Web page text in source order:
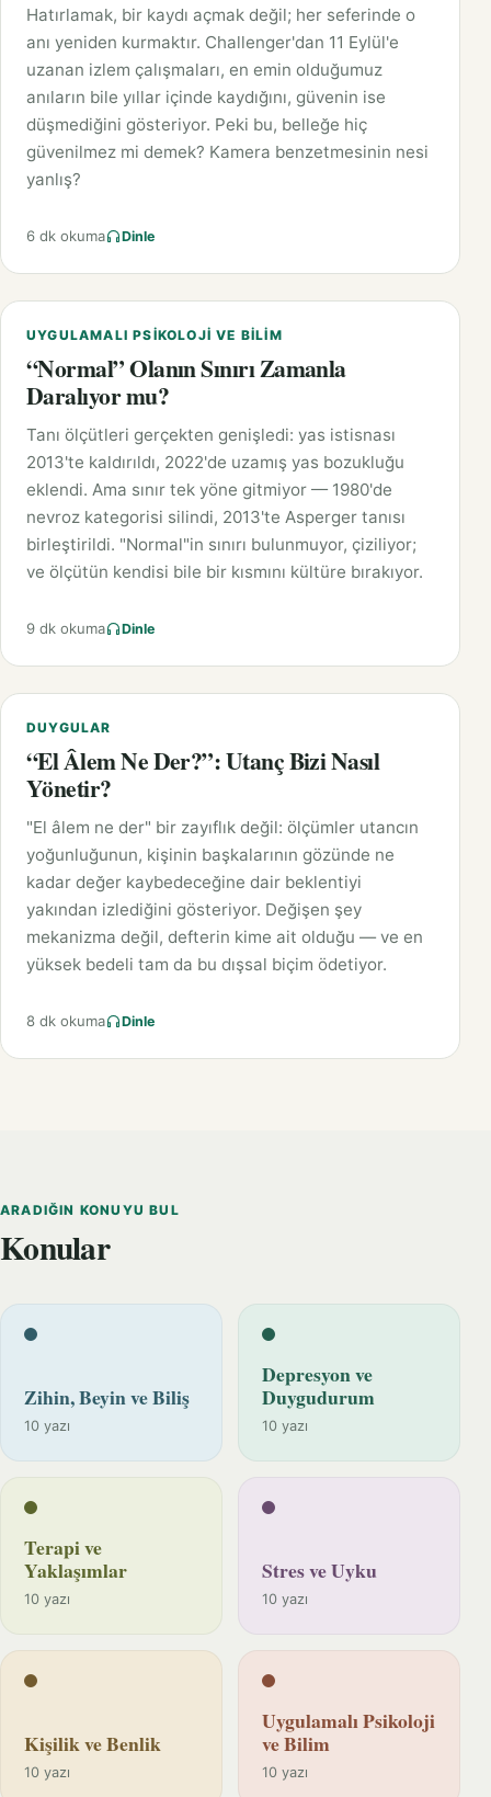
Hatırlamak, bir kaydı açmak değil; her seferinde o
anı yeniden kurmaktır. Challenger'dan 11 Eylül'e
uzanan izlem çalışmaları, en emin olduğumuz
anıların bile yıllar içinde kaydığını, güvenin ise
düşmediğini gösteriyor. Peki bu, belleğe hiç
güvenilmez mi demek? Kamera benzetmesinin nesi
yanlış?
6 dk okuma Dinle
UYGULAMALI PSIKOLOJI VE BILIM
“Normal” Olanın Sınırı Zamanla
Daralıyor mu?
Tanı ölçütleri gerçekten genişledi: yas istisnası
2013'te kaldırıldı, 2022'de uzamış yas bozukluğu
eklendi. Ama sınır tek yöne gitmiyor — 1980'de
nevroz kategorisi silindi, 2013'te Asperger tanısı
birleştirildi. "Normal"in sınırı bulunmuyor, çiziliyor;
ve ölçütün kendisi bile bir kısmını kültüre bırakıyor.
9 dk okuma Dinle
DUYGULAR
“El Âlem Ne Der?”: Utanç Bizi Nasıl
Yönetir?
"El âlem ne der" bir zayıflık değil: ölçümler utancın
yoğunluğunun, kişinin başkalarının gözünde ne
kadar değer kaybedeceğine dair beklentiyi
yakından izlediğini gösteriyor. Değişen şey
mekanizma değil, defterin kime ait olduğu — ve en
yüksek bedeli tam da bu dışsal biçim ödetiyor.
8 dk okuma Dinle
ARADIĞIN KONUYU BUL
Konular
Zihin, Beyin ve Biliş
10 yazı
Depresyon ve
Duygudurum
10 yazı
Terapi ve
Yaklaşımlar
10 yazı
Stres ve Uyku
10 yazı
Kişilik ve Benlik
10 yazı
Uygulamalı Psikoloji
ve Bilim
10 yazı